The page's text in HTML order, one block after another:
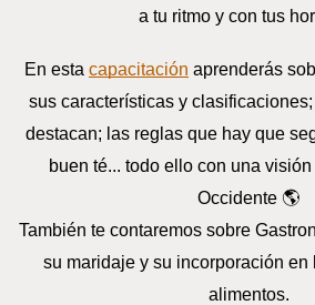
a tu ritmo y con tus
En esta capacitación aprenderás
sus características y
destacan; las reglas que hay que
buen té... todo ello con una
Occidente 🌎
También te contaremos sobre
su maridaje y su incorporación
alimentos.